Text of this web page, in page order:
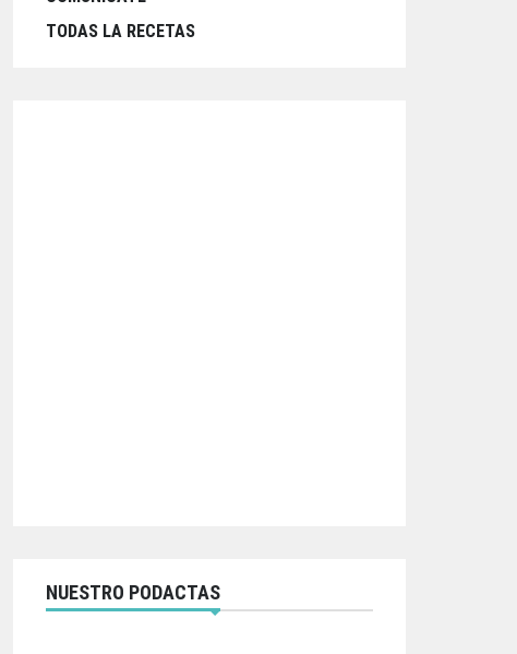
TODAS LA RECETAS
NUESTRO PODACTAS